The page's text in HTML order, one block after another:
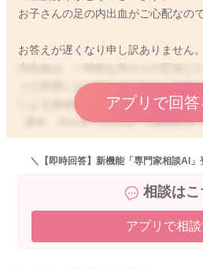
お子さんの足の内出血がご心配なので
お答えが遅くなり申し訳ありません。
うな状態になっているものと、身体
による身体の内的な要素のものとで
通常、内出血であれば、1週間程度
ですし、足に限局したものであれば
す。お子さんが特に痛がったりする
週間以上経ってもなかなか軽快しな
はお子さんの全身状態をよく観察し
細かい内出血が複数あれば、一度小
アプリで回
＼【即時回答】新機能「専門家相談AI
相談はこ
アプリで相談